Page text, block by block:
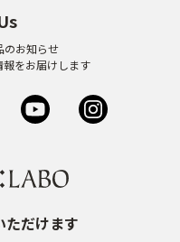
エンリッチリフトライン
センシティブライン
ただけます
のお知らせ
報をお届けします